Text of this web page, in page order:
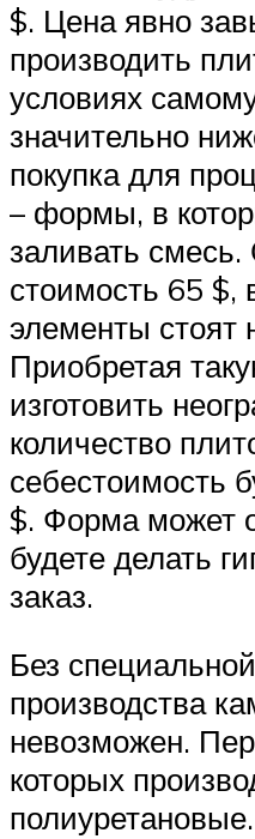
$. Цена явно
производить
условиях
значительно
покупка для
– формы, в
заливать
стоимость 65 $,
элементы стоят
Приобретая
изготовить
количество
себестоимость
$. Форма может
будете делать
заказ.
Без
производства
невозможен.
которых